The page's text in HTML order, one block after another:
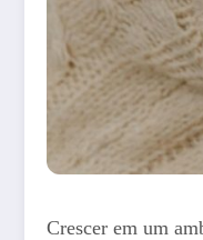
Crescer em um